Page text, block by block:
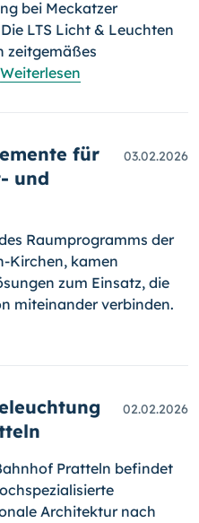
bei Meckatzer
LTS Licht & Leuchten
zeitgemäßes
Weiterlesen
für
und
03.02.2026
Raumprogramms der
Kirchen, kamen
zum Einsatz, die
miteinander verbinden.
02.02.2026
Pratteln befindet
Architektur nach